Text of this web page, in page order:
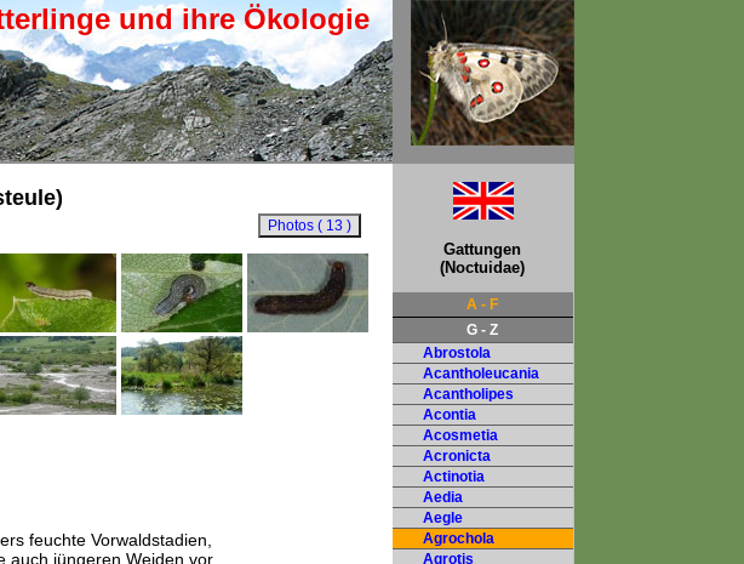
und ihre Ökologie
feuchte Vorwaldstadien,
auch jüngeren Weiden vor.
Gattungen
(Noctuidae)
A - F
G - Z
Abrostola
Acantholeucania
Acantholipes
Acontia
Acosmetia
Acronicta
Actinotia
Aedia
Aegle
Agrochola
Agrotis